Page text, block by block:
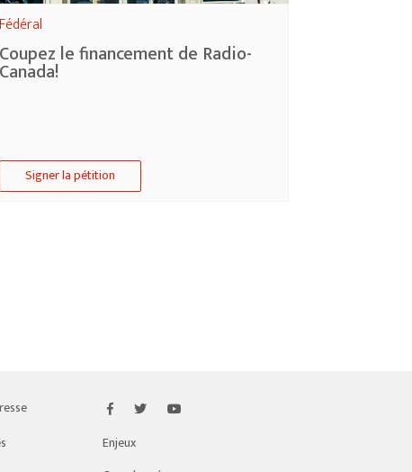
Fédéral
Coupez le financement de Radio-
Canada!
Signer la pétition
Enjeux